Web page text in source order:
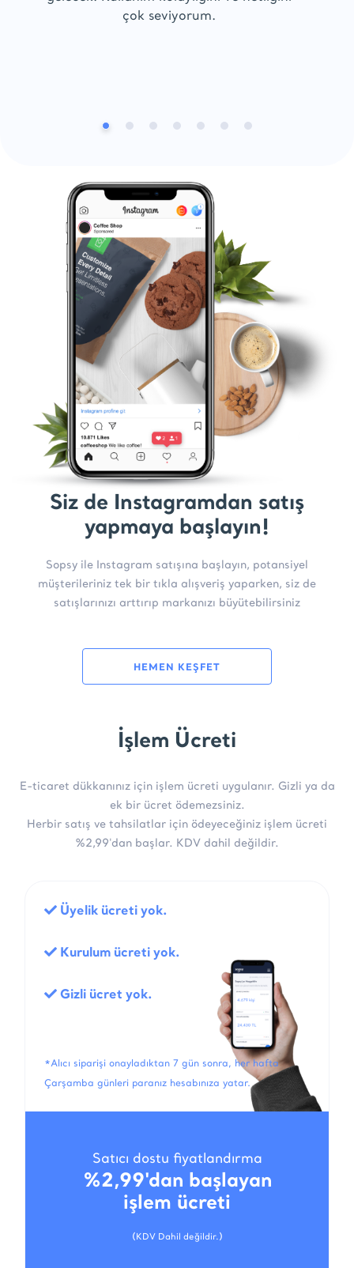
çok seviyorum.
Siz de Instagramdan satış
yapmaya başlayın!
Sopsy ile Instagram satışına başlayın, potansiyel
müşterileriniz tek bir tıkla alışveriş yaparken, siz de
satışlarınızı arttırıp markanızı büyütebilirsiniz
HEMEN KEŞFET
İşlem Ücreti
E-ticaret dükkanınız için işlem ücreti uygulanır. Gizli ya da
ek bir ücret ödemezsiniz.
Herbir satış ve tahsilatlar için ödeyeceğiniz işlem ücreti
%2,99'dan başlar. KDV dahil değildir.
Üyelik ücreti yok.
Kurulum ücreti yok.
Gizli ücret yok.
*Alıcı siparişi onayladıktan 7 gün sonra, her hafta
Çarşamba günleri paranız hesabınıza yatar.
Satıcı dostu fiyatlandırma
%2,99'dan başlayan
işlem ücreti
(KDV Dahil değildir.)